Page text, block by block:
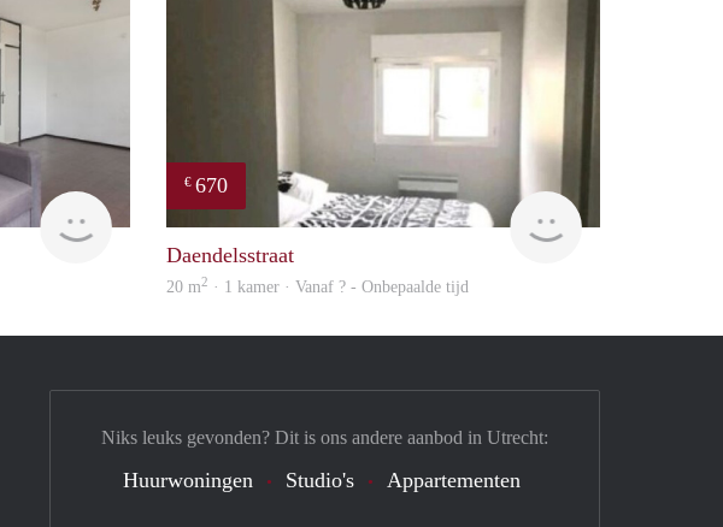
€ 670
Daendelsstraat
20 m2 · 1 kamer · Vanaf ? - Onbepaalde tijd
Niks leuks gevonden? Dit is ons andere aanbod in Utrecht:
Huurwoningen Studio's Appartementen